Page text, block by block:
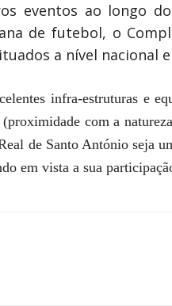
eventos ao longo
de futebol, o
a nível nacional
infra-estruturas e
com a
de Santo António seja
em vista a sua